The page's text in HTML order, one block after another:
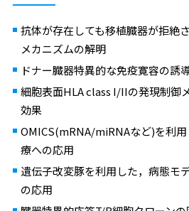
抗体が存在しても移植臓器が拒絶
メカニズムの解明
ドナー臓器特異的な免疫寛容の誘
細胞表面HLA class I/IIの発現制御
効果
OMICS(mRNA/miRNAなど)を利
療への応用
遺伝子改変豚を利用した，病態モ
の応用